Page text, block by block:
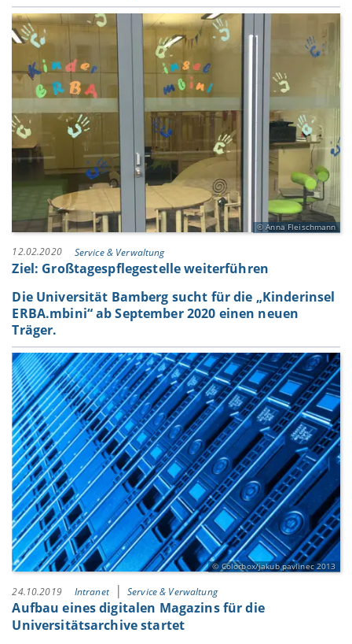
Anna Fleischmann
12.02.2020 Service & Verwaltung
Ziel: Großtagespflegestelle weiterführen
Die Universität Bamberg sucht für die „Kinderinsel
ERBA.mbini“ ab September 2020 einen neuen
Träger.
Colorbox/jakub pavlinec 2013
24.10.2019 Intranet Service & Verwaltung
Aufbau eines digitalen Magazins für die
Universitätsarchive startet